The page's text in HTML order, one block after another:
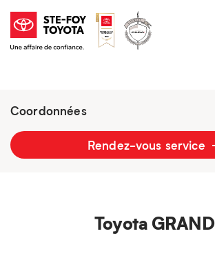
Coordonnées
Fermé : Ouverture-
Rendez-vous service
Toyota GRAND